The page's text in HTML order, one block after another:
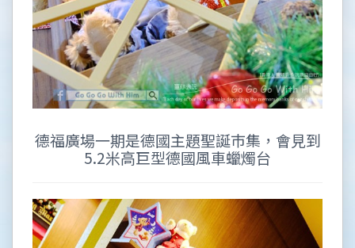
德福廣場一期是德國主題聖誕巿集，會見到
5.2米高巨型德國風車蠟燭台